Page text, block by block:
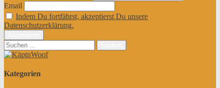
Email
Indem Du fortfährst, akzeptierst Du unsere
Datenschutzerklärung.
Suchen
nach:
Kategorien